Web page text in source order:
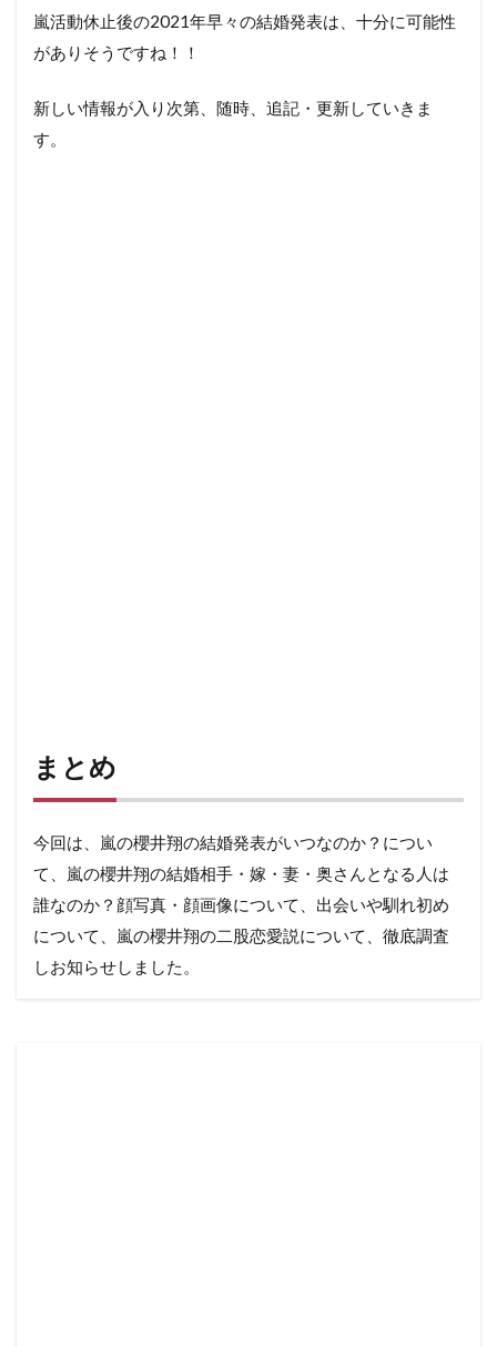
嵐活動休止後の2021年早々の結婚発表は、十分に可能性
がありそうですね！！
新しい情報が入り次第、随時、追記・更新していきま
す。
まとめ
今回は、嵐の櫻井翔の結婚発表がいつなのか？につい
て、嵐の櫻井翔の結婚相手・嫁・妻・奥さんとなる人は
誰なのか？顔写真・顔画像について、出会いや馴れ初め
について、嵐の櫻井翔の二股恋愛説について、徹底調査
しお知らせしました。